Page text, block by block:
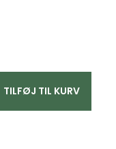
TILFØJ TIL KURV